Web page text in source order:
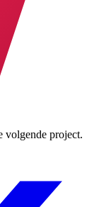
volgende project.